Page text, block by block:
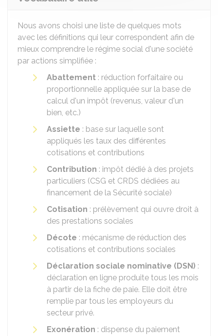
Nous avons choisi une liste de quelques mots
avec les définitions qui leur correspondent afin de
mieux comprendre le régime social d'une société
par actions simplifiée :
Abattement : réduction forfaitaire ou
proportionnelle appliquée sur la base de
calcul d'un impôt (revenus, valeur d'un
bien, etc.)
Assiette : base sur laquelle sont
appliqués les taux des différentes
cotisations et contributions
Contribution : impôt dédié à des projets
particuliers (CSG et CRDS dédiées au
financement de la Sécurité sociale)
Cotisation : prélèvement qui ouvre droit à
des prestations sociales
Décote : mécanisme de réduction des
cotisations et contributions sociales
Déclaration sociale nominative (DSN) :
déclaration en ligne produite tous les mois
à partir de la fiche de paie. Elle doit être
remplie par tous les employeurs du
secteur privé.
Exonération : dispense du paiement